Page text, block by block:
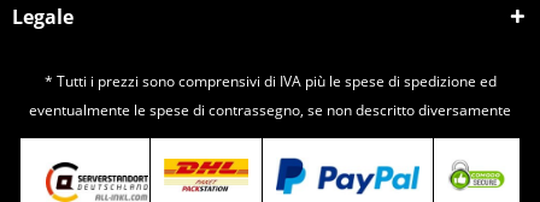
Legale
* Tutti i prezzi sono comprensivi di IVA più le spese di spedizione ed
eventualmente le spese di contrassegno, se non descritto diversamente